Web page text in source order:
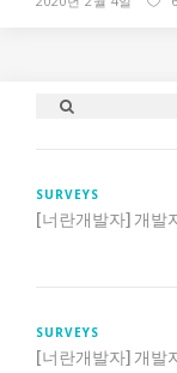
SURVEYS
[너란개발자] 개발
SURVEYS
[너란개발자] 개발